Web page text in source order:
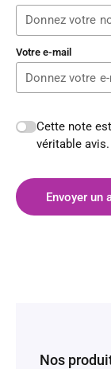
Votre e-mail
Cette note
véritable avis.
Envoyer un
Nos